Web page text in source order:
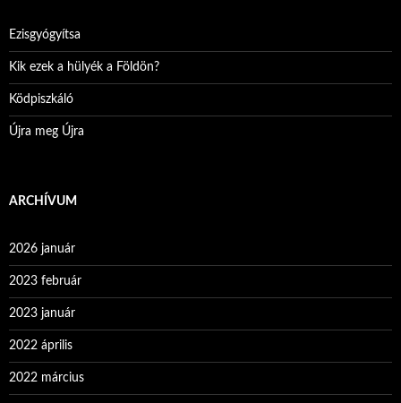
Ezisgyógyítsa
Kik ezek a hülyék a Földön?
Ködpiszkáló
Újra meg Újra
ARCHÍVUM
2026 január
2023 február
2023 január
2022 április
2022 március